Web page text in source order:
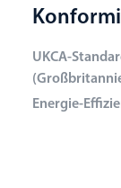
UKCA-
Energie-